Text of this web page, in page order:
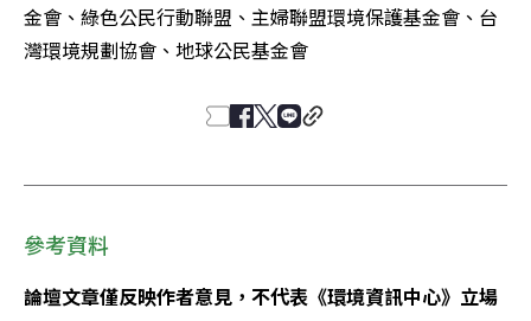
金會、綠色公民行動聯盟、主婦聯盟環境保護基金會、台
灣環境規劃協會、地球公民基金會
參考資料
論壇文章僅反映作者意見，不代表《環境資訊中心》立場